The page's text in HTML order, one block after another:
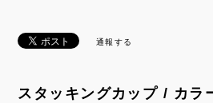
通報する
スタッキングカップ / カラ